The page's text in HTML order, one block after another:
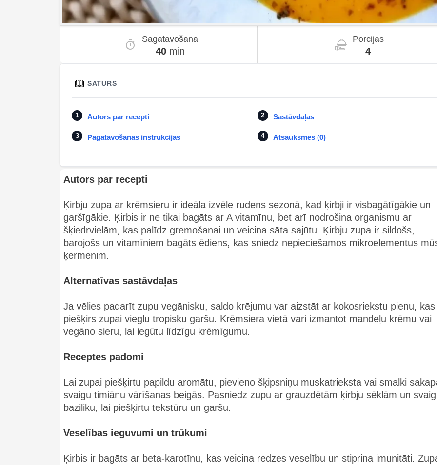
Sagatavošana
40min
Porcijas
4
SATURS
Autors par recepti Sastāvdaļas
Pagatavošanas instrukcijas Atsauksmes (0)
Autors par recepti
Ķirbju zupa ar krēmsieru ir ideāla izvēle rudens sezonā, kad ķirbji ir visbagātīgākie un
garšīgākie. Ķirbis ir ne tikai bagāts ar A vitamīnu, bet arī nodrošina organismu ar
šķiedrvielām, kas palīdz gremošanai un veicina sāta sajūtu. Ķirbju zupa ir sildošs,
barojošs un vitamīniem bagāts ēdiens, kas sniedz nepieciešamos mikroelementus
ķermenim.
Alternatīvas sastāvdaļas
Ja vēlies padarīt zupu vegānisku, saldo krējumu var aizstāt ar kokosriekstu pienu, kas
piešķirs zupai vieglu tropisku garšu. Krēmsiera vietā vari izmantot mandeļu krēmu vai
vegāno sieru, lai iegūtu līdzīgu krēmīgumu.
Receptes padomi
Lai zupai piešķirtu papildu aromātu, pievieno šķipsniņu muskatrieksta vai smalki
svaigu timiānu vārīšanas beigās. Pasniedz zupu ar grauzdētām ķirbju sēklām un
baziliku, lai piešķirtu tekstūru un garšu.
Veselības ieguvumi un trūkumi
Ķirbis ir bagāts ar beta-karotīnu, kas veicina redzes veselību un stiprina imunitāti.